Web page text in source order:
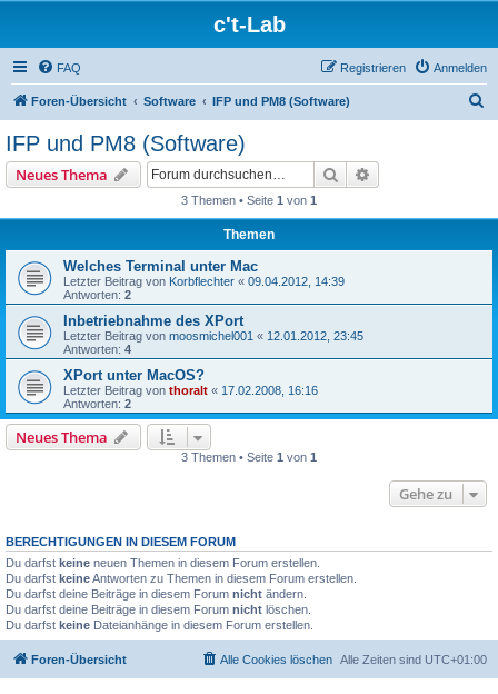
c't-Lab
FAQ Anmelden
Registrieren
Foren-Übersicht Software IFP und PM8 (Software)
IFP und PM8 (Software)
Neues Thema Suche
3 Themen • Seite 1 von 1
Themen
Welches Terminal unter Mac
Letzter Beitrag von Korbflechter « 09.04.2012, 14:39
Antworten: 2
Inbetriebnahme des XPort
Letzter Beitrag von moosmichel001 « 12.01.2012, 23:45
Antworten: 4
XPort unter MacOS?
Letzter Beitrag von thoralt « 17.02.2008, 16:16
Antworten: 2
Neues Thema
3 Themen • Seite 1 von 1
Gehe zu
BERECHTIGUNGEN IN DIESEM FORUM
Du darfst keine neuen Themen in diesem Forum erstellen.
Du darfst keineAntworten zu Themen in diesem Forum erstellen.
Du darfst deine Beiträge in diesem Forum nicht ändern.
Du darfst deine Beiträge in diesem Forum nicht löschen.
Du darfst keine Dateianhänge in diesem Forum erstellen.
Foren-Übersicht Alle Zeiten sind UTC+01:00
Alle Cookies löschen